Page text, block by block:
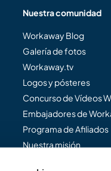
Nuestra comunidad
Workaway Blog
Galería de fotos
Workaway.tv
Logos y pósteres
Concurso de Vídeos
Embajadores de
Programa de Afiliados
Nuestra misión